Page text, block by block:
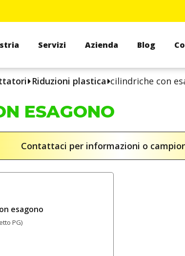
Servizi Azienda Blog
Riduzioni plastica cilindriche con
ESAGONO
Contattaci per informazioni o
esagono
PG)